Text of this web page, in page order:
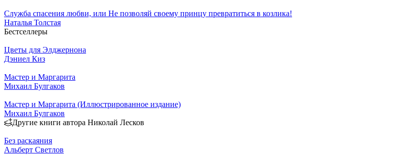
Служба спасения любви, или Не позволяй своему принцу превратиться в козлика!
Наталья Толстая
Бестселлеры
Цветы для Элджернона
Дэниел Киз
Мастер и Маргарита
Михаил Булгаков
Мастер и Маргарита (Иллюстрированное издание)
Михаил Булгаков
Другие книги автора Николай Лесков
Без раскаяния
Альберт Светлов